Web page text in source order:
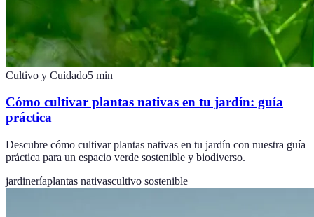
Cultivo y Cuidado5 min
Cómo cultivar plantas nativas en tu jardín: guía
práctica
Descubre cómo cultivar plantas nativas en tu jardín con nuestra guía
práctica para un espacio verde sostenible y biodiverso.
jardineríaplantas nativascultivo sostenible